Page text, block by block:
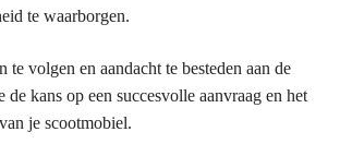
te waarborgen.
te volgen en aandacht te besteden aan de
de kans op een succesvolle aanvraag en het
je scootmobiel.